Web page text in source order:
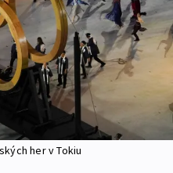
her v Tokiu